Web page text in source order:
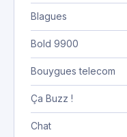
Blagues
Bold 9900
Bouygues telecom
Ça Buzz !
Chat